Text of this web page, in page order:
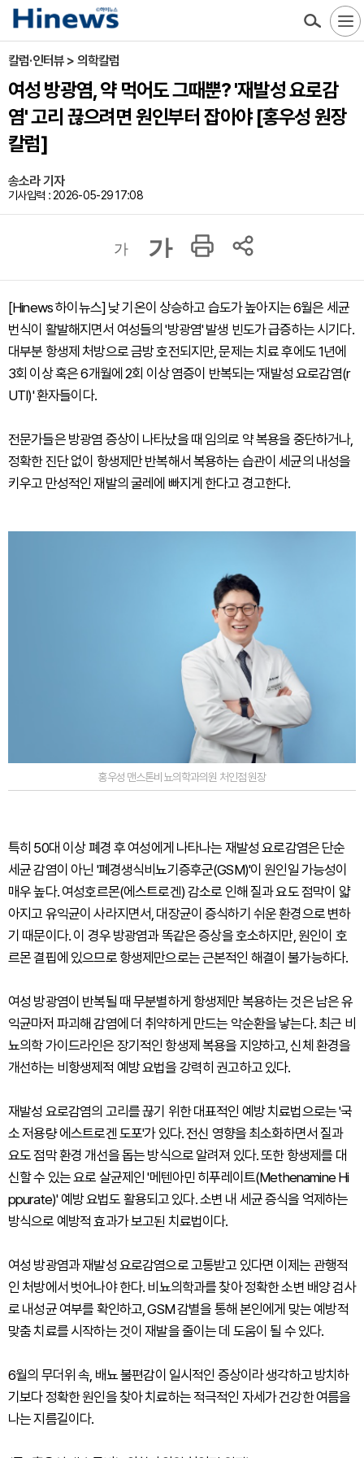
칼럼·인터뷰 > 의학칼럼
여성 방광염, 약 먹어도 그때뿐? '재발성 요로감
염' 고리 끊으려면 원인부터 잡아야 [홍우성 원장
칼럼]
송소라 기자
기사입력 : 2026-05-29 17:08
가 가
[Hinews 하이뉴스] 낮 기온이 상승하고 습도가 높아지는 6월은 세균
번식이 활발해지면서 여성들의 '방광염' 발생 빈도가 급증하는 시기다.
대부분 항생제 처방으로 금방 호전되지만, 문제는 치료 후에도 1년에
3회 이상 혹은 6개월에 2회 이상 염증이 반복되는 '재발성 요로감염(r
UTI)' 환자들이다.
전문가들은 방광염 증상이 나타났을 때 임의로 약 복용을 중단하거나,
정확한 진단 없이 항생제만 반복해서 복용하는 습관이 세균의 내성을
키우고 만성적인 재발의 굴레에 빠지게 한다고 경고한다.
홍우성 맨스톤비뇨의학과의원 처인점 원장
특히 50대 이상 폐경 후 여성에게 나타나는 재발성 요로감염은 단순
세균 감염이 아닌 '폐경생식비뇨기증후군(GSM)'이 원인일 가능성이
매우 높다. 여성호르몬(에스트로겐) 감소로 인해 질과 요도 점막이 얇
아지고 유익균이 사라지면서, 대장균이 증식하기 쉬운 환경으로 변하
기 때문이다. 이 경우 방광염과 똑같은 증상을 호소하지만, 원인이 호
르몬 결핍에 있으므로 항생제만으로는 근본적인 해결이 불가능하다.
여성 방광염이 반복될 때 무분별하게 항생제만 복용하는 것은 남은 유
익균마저 파괴해 감염에 더 취약하게 만드는 악순환을 낳는다. 최근 비
뇨의학 가이드라인은 장기적인 항생제 복용을 지양하고, 신체 환경을
개선하는 비항생제적 예방 요법을 강력히 권고하고 있다.
재발성 요로감염의 고리를 끊기 위한 대표적인 예방 치료법으로는 '국
소 저용량 에스트로겐 도포'가 있다. 전신 영향을 최소화하면서 질과
요도 점막 환경 개선을 돕는 방식으로 알려져 있다. 또한 항생제를 대
신할 수 있는 요로 살균제인 '메텐아민 히푸레이트(Methenamine Hi
ppurate)' 예방 요법도 활용되고 있다. 소변 내 세균 증식을 억제하는
방식으로 예방적 효과가 보고된 치료법이다.
여성 방광염과 재발성 요로감염으로 고통받고 있다면 이제는 관행적
인 처방에서 벗어나야 한다. 비뇨의학과를 찾아 정확한 소변 배양 검사
로 내성균 여부를 확인하고, GSM 감별을 통해 본인에게 맞는 예방적
맞춤 치료를 시작하는 것이 재발을 줄이는 데 도움이 될 수 있다.
6월의 무더위 속, 배뇨 불편감이 일시적인 증상이라 생각하고 방치하
기보다 정확한 원인을 찾아 치료하는 적극적인 자세가 건강한 여름을
나는 지름길이다.